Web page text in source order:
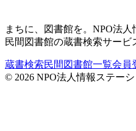
まちに、図書館を。NPO法
民間図書館の蔵書検索サービ
蔵書検索民間図書館一覧会員
© 2026 NPO法人情報ステーシ